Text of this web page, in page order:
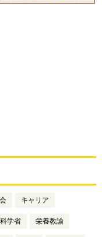
キャリア
学省 栄養教諭